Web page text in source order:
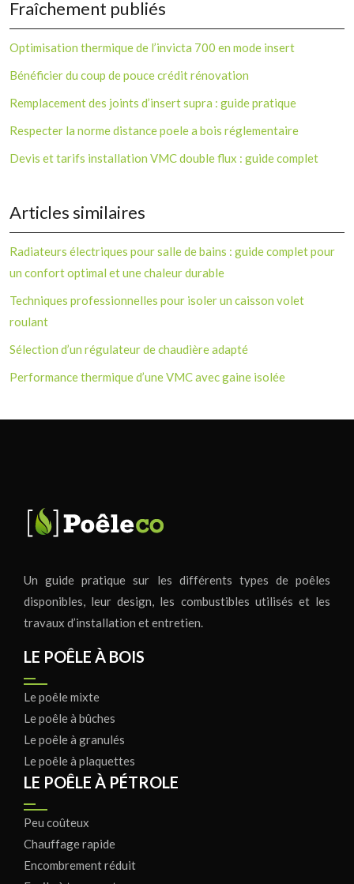
Fraîchement publiés
Optimisation thermique de l’invicta 700 en mode insert
Bénéficier du coup de pouce crédit rénovation
Remplacement des joints d’insert supra : guide pratique
Respecter la norme distance poele a bois réglementaire
Devis et tarifs installation VMC double flux : guide complet
Articles similaires
Radiateurs électriques pour salle de bains : guide complet pour
un confort optimal et une chaleur durable
Techniques professionnelles pour isoler un caisson volet
roulant
Sélection d’un régulateur de chaudière adapté
Performance thermique d’une VMC avec gaine isolée
Un guide pratique sur les différents types de poêles
disponibles, leur design, les combustibles utilisés et les
travaux d’installation et entretien.
LE POÊLE À BOIS
Le poêle mixte
Le poêle à bûches
Le poêle à granulés
Le poêle à plaquettes
LE POÊLE À PÉTROLE
Peu coûteux
Chauffage rapide
Encombrement réduit